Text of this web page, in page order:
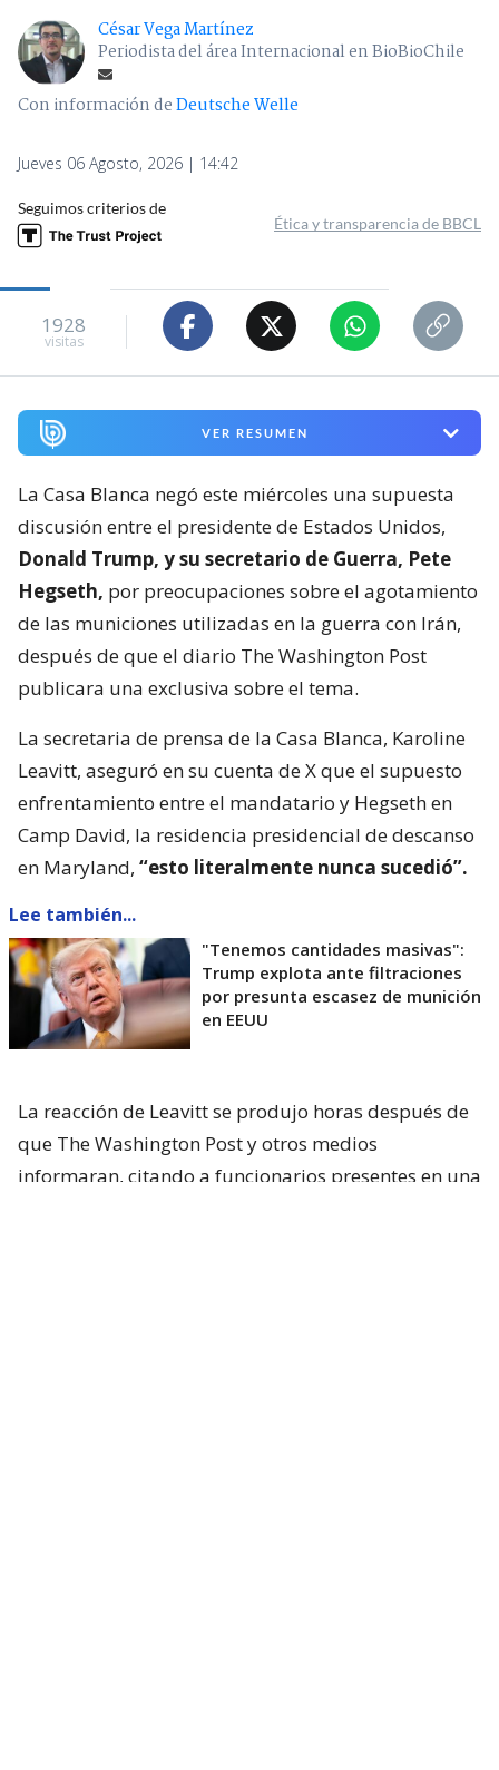
César Vega Martínez
Periodista del área Internacional en BioBioChile
Con información deDeutsche Welle
Jueves 06 Agosto, 2026 | 14:42
Seguimos criterios de
Ética y transparencia de BBCL
1928
visitas
VER RESUMEN
La Casa Blanca negó este miércoles una supuesta
discusión entre el presidente de Estados Unidos,
Donald Trump, y su secretario de Guerra, Pete
Hegseth, por preocupaciones sobre el agotamiento
de las municiones utilizadas en la guerra con Irán,
después de que el diario The Washington Post
publicara una exclusiva sobre el tema.
La secretaria de prensa de la Casa Blanca, Karoline
Leavitt, aseguró en su cuenta de X que el supuesto
enfrentamiento entre el mandatario y Hegseth en
Camp David, la residencia presidencial de descanso
en Maryland, “esto literalmente nunca sucedió”.
Lee también...
"Tenemos cantidades masivas":
Trump explota ante filtraciones
por presunta escasez de munición
en EEUU
La reacción de Leavitt se produjo horas después de
que The Washington Post y otros medios
informaran, citando a funcionarios presentes en una